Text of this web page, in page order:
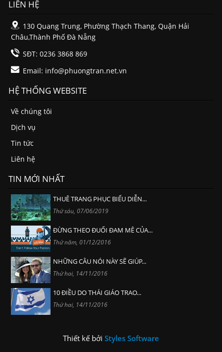
LIÊN HỆ
130 Quang Trung, Phường Thạch Thang, Quận Hải
Châu,Thành Phố Đà Nẵng
SĐT: 0236 3868 869
Email: info@phuongtran.net.vn
HỆ THỐNG WEBSITE
Về chúng tôi
Dịch vụ
Tin tức
Liên hệ
TIN MỚI NHẤT
THUÊ TRANG PHỤC BIỂU DIỄN...
Thứ sáu, 07/06/2019
ĐỪNG THEO ĐUỔI ĐAM MÊ CỦA...
Thứ năm, 01/12/2016
NHỮNG CÂU NÓI NÀY SẼ GIÚP...
Thứ hai, 14/11/2016
10 ĐIỀU DO THÁI GIÁO TRAO...
Thứ hai, 14/11/2016
Thiết kế bởi Styles Software